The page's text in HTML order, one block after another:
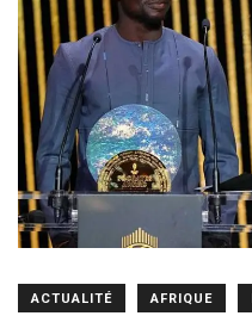
ACTUALITÉ AFRIQUE